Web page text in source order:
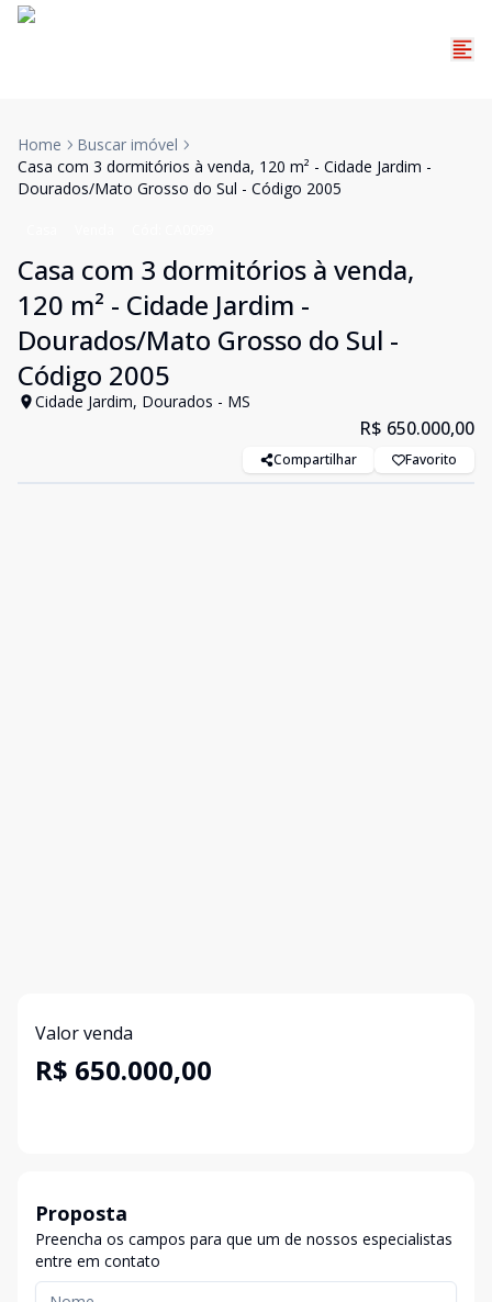
Home
Buscar imóvel
Casa com 3 dormitórios à venda, 120 m² - Cidade Jardim -
Dourados/Mato Grosso do Sul - Código 2005
Casa com 3 dormitórios à venda,
120 m² - Cidade Jardim -
Dourados/Mato Grosso do Sul -
Código 2005
Cidade Jardim, Dourados - MS
R$ 650.000,00
Compartilhar Favorito
Valor venda
R$ 650.000,00
Proposta
Preencha os campos para que um de nossos especialistas
entre em contato